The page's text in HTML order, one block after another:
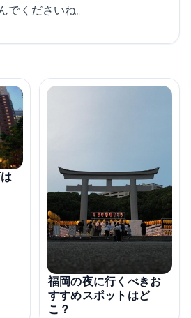
でくださいね。
福岡の夜に行くべきお
すすめスポットはど
こ？